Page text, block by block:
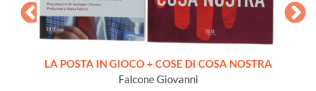
LA POSTA IN GIOCO + COSE DI COSA NOSTRA
Falcone Giovanni